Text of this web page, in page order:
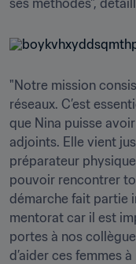
ses méthodes",
"Notre mission
réseaux. C’est
que Nina puisse
adjoints. Elle vient
préparateur
pouvoir rencontrer
démarche fait partie
mentorat car il est
portes à nos
d’aider ces femmes